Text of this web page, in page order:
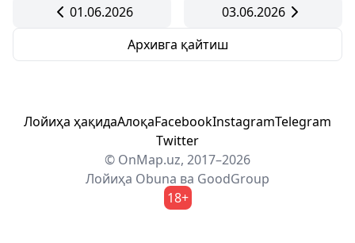
01.06.2026
03.06.2026
Архивга қайтиш
Лойиҳа ҳақидаАлоқаFacebookInstagramTelegram
Twitter
© OnMap.uz, 2017–2026
Лойиҳа Obuna ва GoodGroup
18+